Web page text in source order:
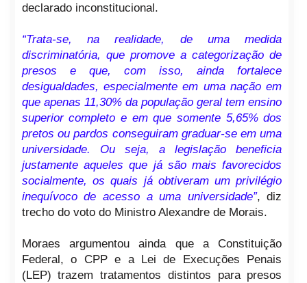
declarado inconstitucional.
“Trata-se, na realidade, de uma medida
discriminatória, que promove a categorização de
presos e que, com isso, ainda fortalece
desigualdades, especialmente em uma nação em
que apenas 11,30% da população geral tem ensino
superior completo e em que somente 5,65% dos
pretos ou pardos conseguiram graduar-se em uma
universidade. Ou seja, a legislação beneficia
justamente aqueles que já são mais favorecidos
socialmente, os quais já obtiveram um privilégio
inequívoco de acesso a uma universidade”, diz
trecho do voto do Ministro Alexandre de Morais.
Moraes argumentou ainda que a Constituição
Federal, o CPP e a Lei de Execuções Penais
(LEP) trazem tratamentos distintos para presos